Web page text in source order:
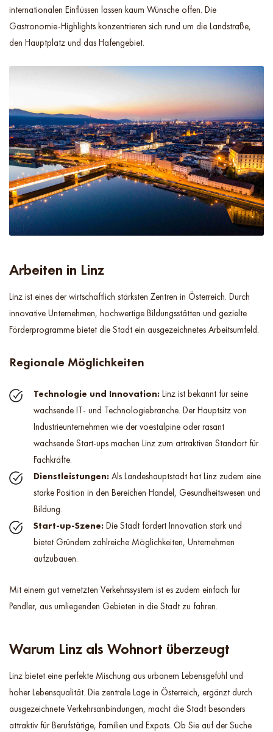
internationalen Einflüssen lassen kaum Wünsche offen. Die
Gastronomie-Highlights konzentrieren sich rund um die Landstraße,
den Hauptplatz und das Hafengebiet.
Arbeiten in Linz
Linz ist eines der wirtschaftlich stärksten Zentren in Österreich. Durch
innovative Unternehmen, hochwertige Bildungsstätten und gezielte
Förderprogramme bietet die Stadt ein ausgezeichnetes Arbeitsumfeld.
Regionale Möglichkeiten
Technologie und Innovation: Linz ist bekannt für seine
wachsende IT- und Technologiebranche. Der Hauptsitz von
Industrieunternehmen wie der voestalpine oder rasant
wachsende Start-ups machen Linz zum attraktiven Standort für
Fachkräfte.
Dienstleistungen: Als Landeshauptstadt hat Linz zudem eine
starke Position in den Bereichen Handel, Gesundheitswesen und
Bildung.
Start-up-Szene: Die Stadt fördert Innovation stark und
bietet Gründern zahlreiche Möglichkeiten, Unternehmen
aufzubauen.
Mit einem gut vernetzten Verkehrssystem ist es zudem einfach für
Pendler, aus umliegenden Gebieten in die Stadt zu fahren.
Warum Linz als Wohnort überzeugt
Linz bietet eine perfekte Mischung aus urbanem Lebensgefühl und
hoher Lebensqualität. Die zentrale Lage in Österreich, ergänzt durch
ausgezeichnete Verkehrsanbindungen, macht die Stadt besonders
attraktiv für Berufstätige, Familien und Expats. Ob Sie auf der Suche